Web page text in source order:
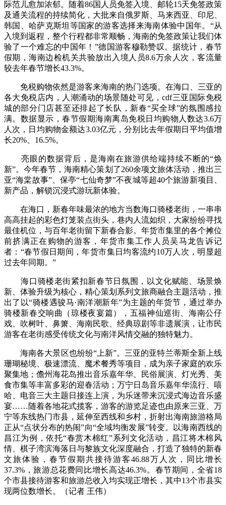
际范儿愈加浓郁。随着86国人员免签入境、邮轮15天免签政策
及通关流程的持续简化，大批来自俄罗斯、马来西亚、印尼、
韩国、哈萨克斯坦等国家的游客选择来海南体验中国年。“从
入境到返程，整个行程都非常顺畅，海南的免签政策让我们体
验了一个难忘的中国年！”德国游客穆勒赞叹。据统计，春节
假期，海南边检机关共验放出入境人员8.6万余人次，客流量
较去年春节增长43.3%。
免税购物依然是游客来海南的热门选项。在海口、三亚的
各大免税店内，人潮涌动的场景随处可见，cdf三亚国际免税
城的部分门店甚至还排起了长队，新春“买全球”的氛围感拉
满。数据显示，春节假期海南离岛免税日均购物人数达3.6万
人次，日均购物金额达3.03亿元，分别比去年假期日平均值增
长20%、16.5%。
亮眼的数据背后，是海南在旅游供给端持续不断的“焕
新”。今年春节，海南精心策划了260余项文旅体活动，推出三
亚“海棠故事”、保亭“七仙奇梦”不夜城等超40个旅游新项目、
新产品，解锁沉浸式游玩新体验。
在海口，新春年味最浓的地方当数海口骑楼老街，一串串
高高挂起的彩色灯笼装点街头，巷内人流如织，大家纷纷寻找
最佳机位，与百年老街留下新春合影。年货市集里的各个摊位
前挤满正在购物的游客，年货市集工作人员吴马龙告诉记
者：“春节假日期间，年货市集日均客流约10万人次，明显超
过去年同期。”
海口骑楼老街紧扣新春节日氛围，以文化赋能、场景焕
新、体验升级为核心，精心策划系列文旅商融合主题活动，推
出了以“骑楼遇骏马·南洋潮新年”为主题的年货节，通过举办
骑楼新春交响曲（琼楼夜宴篇），五福神仙巡街、海南公仔
戏、吹树叶、鼻箫、海南民歌、经典琼剧等非遗展演，让市民
游客在老街感受传统文化与南洋风情交融的独特魅力。
海南各大景区也纷纷“上新”。三亚的亚特兰蒂斯全新上线
珊瑚秘境、极速漂流、魔术餐秀等项目，成为亲子家庭的欢乐
聚集地；儋州海花岛推出音乐嘉年华、民俗展演、灯光秀、美
食市集等丰富多彩的迎春活动；万宁日岛音乐嘉年华流行、嘻
哈、电音三大主题日接连上演，为乐迷带来沉浸式海边音乐盛
宴……随着各地花式揽客，游客的游览足迹也由原来三亚、万
宁等东线热门市县，延伸至西线和乡村，折射出海南旅游格局
正从“点状分布的热闹”向“全域均衡发展”转变。以海南西线的
昌江为例，依托“春赏木棉红”系列文化活动，昌江将木棉风
情、棋子湾滨海落日与黎族文化深度融合，打造了独特的新春
文旅体验，春节假期共接待游客46.88万人次，同比增长
37.3%，旅游总花费同比增长高达46.3%。春节期间，全省18
个市县接待游客和旅游总收入均实现正增长，其中13个市县实
现两位数增长。（记者 王伟）